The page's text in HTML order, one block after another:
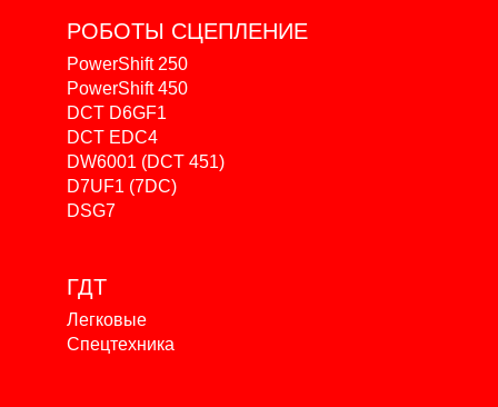
РОБОТЫ СЦЕПЛЕНИЕ
PowerShift 250
PowerShift 450
DCT D6GF1
DCT EDC4
DW6001 (DCT 451)
D7UF1 (7DC)
DSG7
ГДТ
Легковые
Спецтехника